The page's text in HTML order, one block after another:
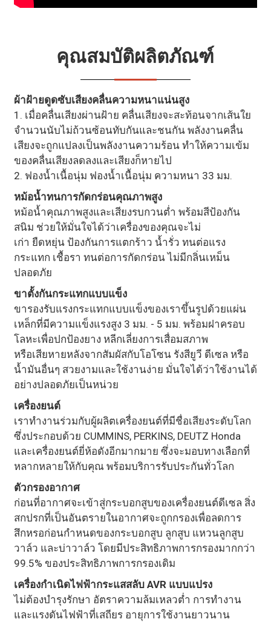
คุณสมบัติผลิตภัณฑ์
ผ้าฝ้ายดูดซับเสียงคลื่นความหนาแน่นสูง
1. เมื่อคลื่นเสียงผ่านฝ้าย คลื่นเสียงจะสะท้อนจากเส้นใย
จำนวนนับไม่ถ้วนซ้อนทับกันและชนกัน พลังงานคลื่น
เสียงจะถูกแปลงเป็นพลังงานความร้อน ทำให้ความเข้ม
ของคลื่นเสียงลดลงและเสียงก็หายไป
2. ฟองน้ำเนื้อนุ่ม ฟองน้ำเนื้อนุ่ม ความหนา 33 มม.
หม้อน้ำทนการกัดกร่อนคุณภาพสูง
หม้อน้ำคุณภาพสูงและเสียงรบกวนต่ำ พร้อมสีป้องกัน
สนิม ช่วยให้มั่นใจได้ว่าเครื่องของคุณจะไม่
เก่า ยืดหยุ่น ป้องกันการแตกร้าว น้ำรั่ว ทนต่อแรง
กระแทก เชื้อรา ทนต่อการกัดกร่อน ไม่มีกลิ่นเหม็น
ปลอดภัย
ขาตั้งกันกระแทกแบบแข็ง
ขารองรับแรงกระแทกแบบแข็งของเราขึ้นรูปด้วยแผ่น
เหล็กที่มีความแข็งแรงสูง 3 มม. - 5 มม. พร้อมฝาครอบ
โลหะเพื่อปกป้องยาง หลีกเลี่ยงการเสื่อมสภาพ
หรือเสียหายหลังจากสัมผัสกับโอโซน รังสียูวี ดีเซล หรือ
น้ำมันอื่นๆ สวยงามและใช้งานง่าย มั่นใจได้ว่าใช้งานได้
อย่างปลอดภัยเป็นหน่วย
เครื่องยนต์
เราทำงานร่วมกับผู้ผลิตเครื่องยนต์ที่มีชื่อเสียงระดับโลก
ซึ่งประกอบด้วย CUMMINS, PERKINS, DEUTZ Honda
และเครื่องยนต์ยี่ห้อดังอีกมากมาย ซึ่งจะมอบทางเลือกที่
หลากหลายให้กับคุณ พร้อมบริการรับประกันทั่วโลก
ตัวกรองอากาศ
ก่อนที่อากาศจะเข้าสู่กระบอกสูบของเครื่องยนต์ดีเซล สิ่ง
สกปรกที่เป็นอันตรายในอากาศจะถูกกรองเพื่อลดการ
สึกหรอก่อนกำหนดของกระบอกสูบ ลูกสูบ แหวนลูกสูบ
วาล์ว และบ่าวาล์ว โดยมีประสิทธิภาพการกรองมากกว่า
99.5% ของประสิทธิภาพการกรองเดิม
เครื่องกำเนิดไฟฟ้ากระแสสลับ AVR แบบแปรง
ไม่ต้องบำรุงรักษา อัตราความล้มเหลวต่ำ การทำงาน
และแรงดันไฟฟ้าที่เสถียร อายุการใช้งานยาวนาน